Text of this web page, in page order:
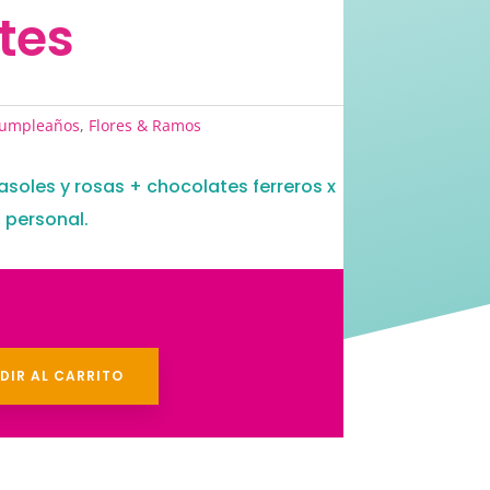
, Flores & Ramos
y rosas + chocolates ferreros x
AL CARRITO